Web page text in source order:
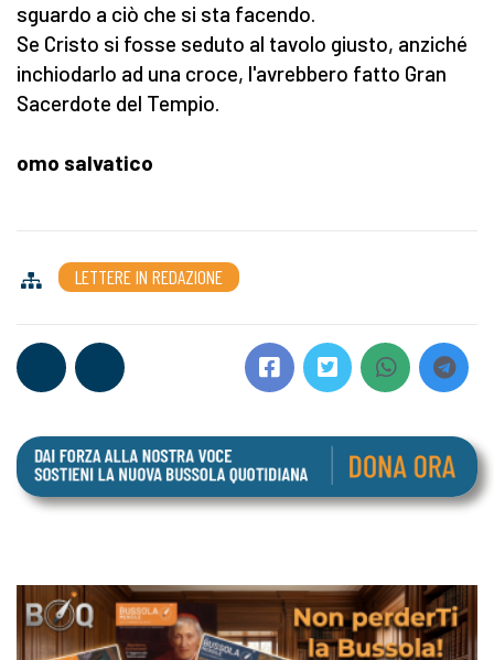
sguardo a ciò che si sta facendo.
Se Cristo si fosse seduto al tavolo giusto, anziché
inchiodarlo ad una croce, l'avrebbero fatto Gran
Sacerdote del Tempio.
omo salvatico
LETTERE IN REDAZIONE